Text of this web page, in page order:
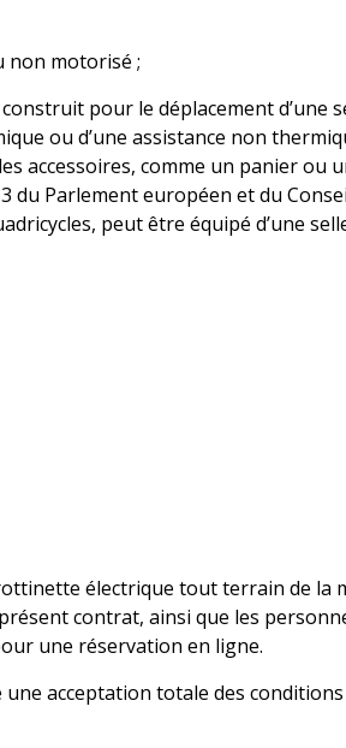
non motorisé ;
pour le déplacement
ou d’une assistance non
accessoires, comme un panier ou
du Parlement européen et du
peut être équipé d’une
électrique tout terrain de la
contrat, ainsi que les
une réservation en ligne.
acceptation totale des